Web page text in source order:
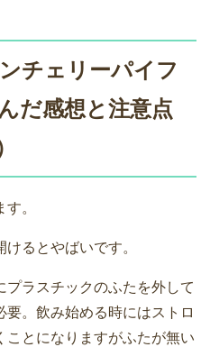
チェリーパイフ
だ感想と注意点
。
るとやばいです。
ラスチックのふたを外して
。飲み始める時にはストロ
ことになりますがふたが無い